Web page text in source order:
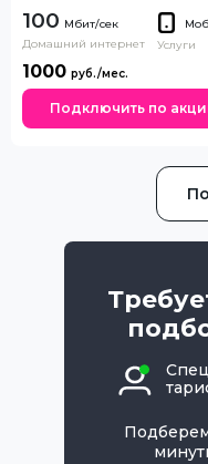
100
Домашний интернет
Услуги
1000
Подключить по